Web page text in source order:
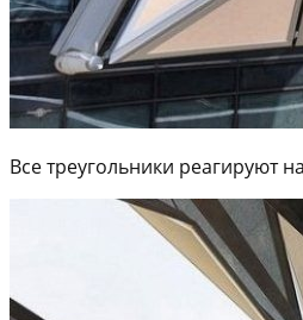
Все треугольники реагируют